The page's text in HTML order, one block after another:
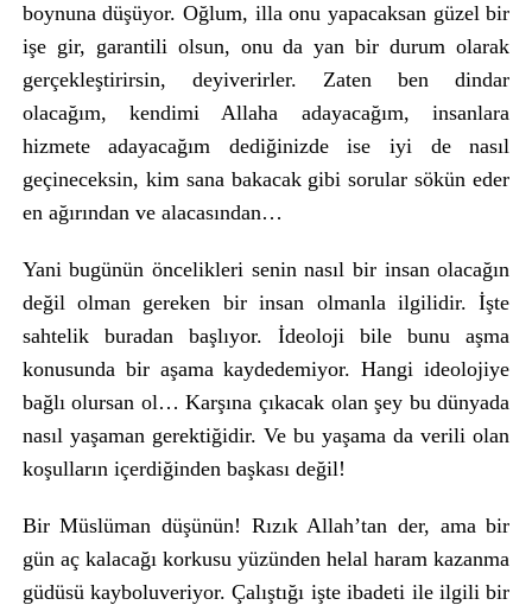
boynuna düşüyor. Oğlum, illa onu yapacaksan güzel bir
işe gir, garantili olsun, onu da yan bir durum olarak
gerçekleştirirsin, deyiverirler. Zaten ben dindar
olacağım, kendimi Allaha adayacağım, insanlara
hizmete adayacağım dediğinizde ise iyi de nasıl
geçineceksin, kim sana bakacak gibi sorular sökün eder
en ağırından ve alacasından…
Yani bugünün öncelikleri senin nasıl bir insan olacağın
değil olman gereken bir insan olmanla ilgilidir. İşte
sahtelik buradan başlıyor. İdeoloji bile bunu aşma
konusunda bir aşama kaydedemiyor. Hangi ideolojiye
bağlı olursan ol… Karşına çıkacak olan şey bu dünyada
nasıl yaşaman gerektiğidir. Ve bu yaşama da verili olan
koşulların içerdiğinden başkası değil!
Bir Müslüman düşünün! Rızık Allah’tan der, ama bir
gün aç kalacağı korkusu yüzünden helal haram kazanma
güdüsü kayboluveriyor. Çalıştığı işte ibadeti ile ilgili bir